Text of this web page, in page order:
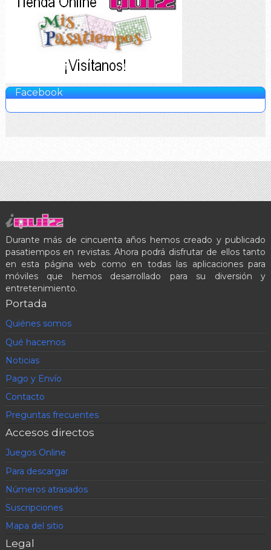
Facebook
Durante más de cincuenta años hemos creado y publicado
pasatiempos en revistas. Ahora podrá disfrutar de ellos tanto
en esta página web como en todas las aplicaciones para
móviles que hemos desarrollado para su diversión y
entretenimiento.
Portada
Quiénes somos
Qué hacemos
Noticias
Pago y Envío
Contacto
Preguntas frecuentes
Accesos directos
Juegos Online
Para descargar
Números atrasados
Suscripciones
Mapa del sitio
Legal